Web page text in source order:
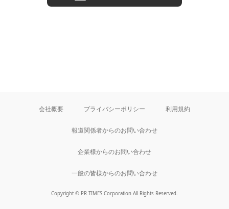
会社概要 プライバシーポリシー 利用規約
報道関係者からのお問い合わせ
企業様からのお問い合わせ
一般の皆様からのお問い合わせ
Copyright © PR TIMES Corporation All Rights Reserved.